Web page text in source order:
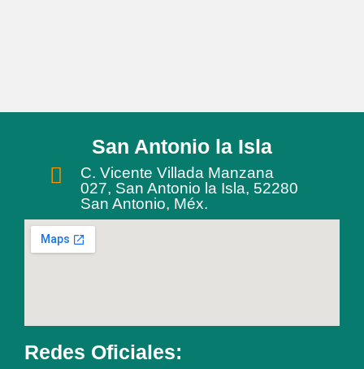
San Antonio la Isla
C. Vicente Villada Manzana
027, San Antonio la Isla, 52280
San Antonio, Méx.
Redes Oficiales: